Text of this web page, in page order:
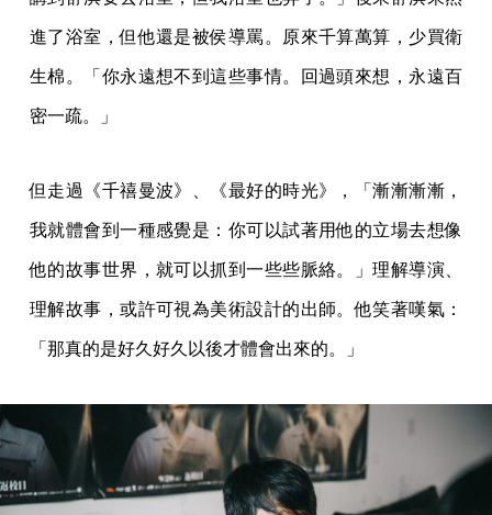
進了浴室，但他還是被侯導罵。原來千算萬算，少買衛
生棉。「你永遠想不到這些事情。回過頭來想，永遠百
密一疏。」
但走過《千禧曼波》、《最好的時光》，「漸漸漸漸，
我就體會到一種感覺是：你可以試著用他的立場去想像
他的故事世界，就可以抓到一些些脈絡。」理解導演、
理解故事，或許可視為美術設計的出師。他笑著嘆氣：
「那真的是好久好久以後才體會出來的。」